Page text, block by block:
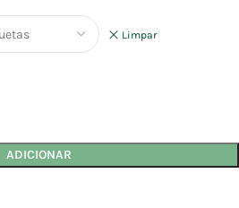
Limpar
ADICIONAR